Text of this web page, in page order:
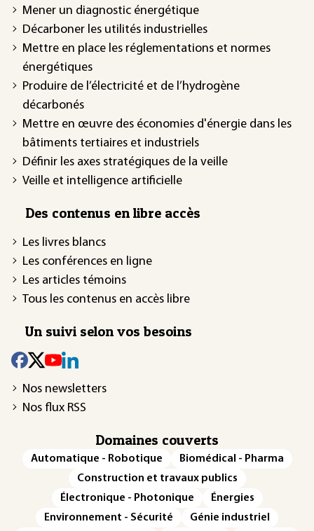
Mener un diagnostic énergétique
Décarboner les utilités industrielles
Mettre en place les réglementations et normes
énergétiques
Produire de l’électricité et de l’hydrogène
décarbonés
Mettre en œuvre des économies d'énergie dans les
bâtiments tertiaires et industriels
Définir les axes stratégiques de la veille
Veille et intelligence artificielle
Des contenus en libre accès
Les livres blancs
Les conférences en ligne
Les articles témoins
Tous les contenus en accès libre
Un suivi selon vos besoins
Nos newsletters
Nos flux RSS
Domaines couverts
Automatique - Robotique
Biomédical - Pharma
Construction et travaux publics
Électronique - Photonique
Énergies
Environnement - Sécurité
Génie industriel